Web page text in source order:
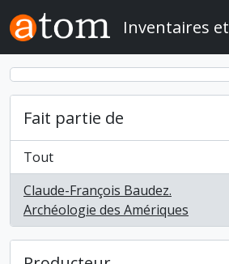
Skip to main content
Inventaires
Fait partie de
Tout
Claude-François Baudez.
Archéologie des Amériques
, 14 résultats